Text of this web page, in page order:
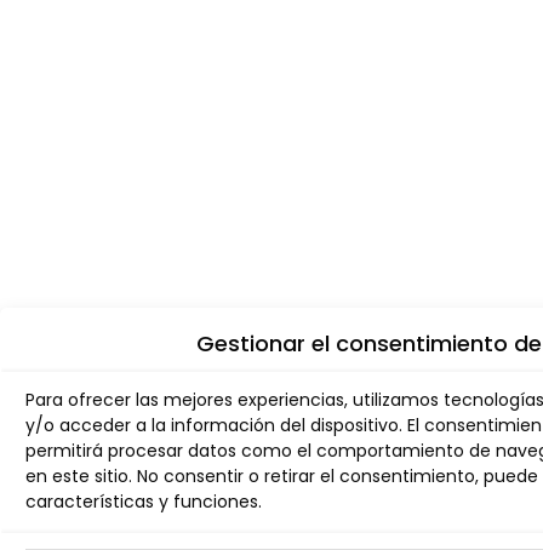
Gestionar el consentimiento
Para ofrecer las mejores experiencias, utilizamos
y/o acceder a la información del dispositivo. El
permitirá procesar datos como el comportamiento de
en este sitio. No consentir o retirar el consentimiento,
características y funciones.